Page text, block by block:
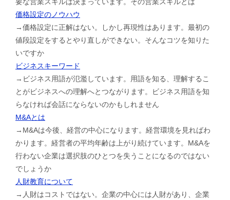
価格設定のノウハウ
→価格設定に正解はない。しかし再現性はあります。最初の
値段設定をするとやり直しができない。そんなコツを知りた
いですか
ビジネスキーワード
→ビジネス用語が氾濫しています。用語を知る、理解するこ
とがビジネスへの理解へとつながります。ビジネス用語を知
らなければ会話にならないのかもしれません
M&Aとは
→M&Aは今後、経営の中心になります。経営環境を見ればわ
かります。経営者の平均年齢は上がり続けています。M&Aを
行わない企業は選択肢のひとつを失うことになるのではない
でしょうか
人財教育について
→人財はコストではない。企業の中心には人財があり、企業